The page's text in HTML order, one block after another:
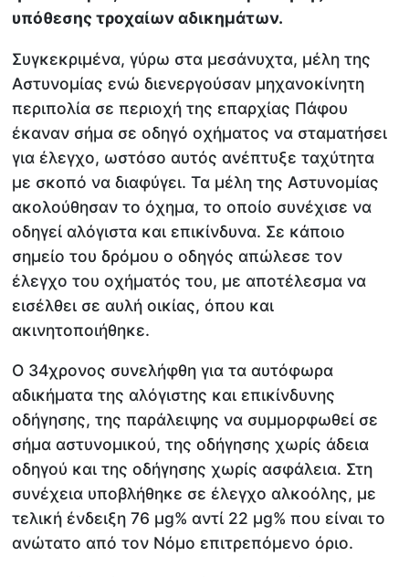
υπόθεσης τροχαίων αδικημάτων.
Συγκεκριμένα, γύρω στα μεσάνυχτα, μέλη της
Αστυνομίας ενώ διενεργούσαν μηχανοκίνητη
περιπολία σε περιοχή της επαρχίας Πάφου
έκαναν σήμα σε οδηγό οχήματος να σταματήσει
για έλεγχο, ωστόσο αυτός ανέπτυξε ταχύτητα
με σκοπό να διαφύγει. Τα μέλη της Αστυνομίας
ακολούθησαν το όχημα, το οποίο συνέχισε να
οδηγεί αλόγιστα και επικίνδυνα. Σε κάποιο
σημείο του δρόμου ο οδηγός απώλεσε τον
έλεγχο του οχήματός του, με αποτέλεσμα να
εισέλθει σε αυλή οικίας, όπου και
ακινητοποιήθηκε.
Ο 34χρονος συνελήφθη για τα αυτόφωρα
αδικήματα της αλόγιστης και επικίνδυνης
οδήγησης, της παράλειψης να συμμορφωθεί σε
σήμα αστυνομικού, της οδήγησης χωρίς άδεια
οδηγού και της οδήγησης χωρίς ασφάλεια. Στη
συνέχεια υποβλήθηκε σε έλεγχο αλκοόλης, με
τελική ένδειξη 76 μg% αντί 22 μg% που είναι το
ανώτατο από τον Νόμο επιτρεπόμενο όριο.